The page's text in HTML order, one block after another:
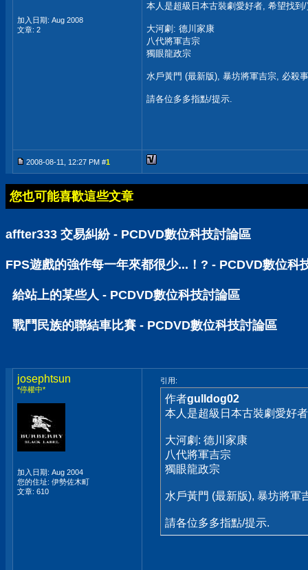
加入日期: Aug 2008
文章: 2
本人是超級日本古裝劇愛好者, 希望找
大河劇: 德川家康
八代將軍吉宗
獨眼龍政宗
水戶黃門 (最新版), 暴坊將軍吉宗, 必殺
請各位多多指點/提示.
2008-08-11, 12:27 PM #1
您也可能喜歡這些文章
affter333 交易糾紛 - PCDVD數位科技討論區
FPS遊戲的強作每一年來都很少...！? - PCDVD數位科
給站上的某些人 - PCDVD數位科技討論區
戰鬥民族的聯結車比賽 - PCDVD數位科技討論區
josephtsun
*停權中*
加入日期: Aug 2004
您的住址: 伊勢佐木町
文章: 610
引用:
作者gulldog02
本人是超級日本古裝劇愛好
大河劇: 德川家康
八代將軍吉宗
獨眼龍政宗
水戶黃門 (最新版), 暴坊將軍
請各位多多指點/提示.